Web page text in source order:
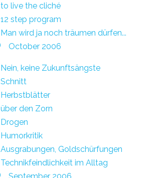
to live the cliché
12 step program
Man wird ja noch träumen dürfen...
October 2006
Nein, keine Zukunftsängste
Schnitt
Herbstblätter
über den Zorn
Drogen
Humorkritik
Ausgrabungen, Goldschürfungen
Technikfeindlichkeit im Alltag